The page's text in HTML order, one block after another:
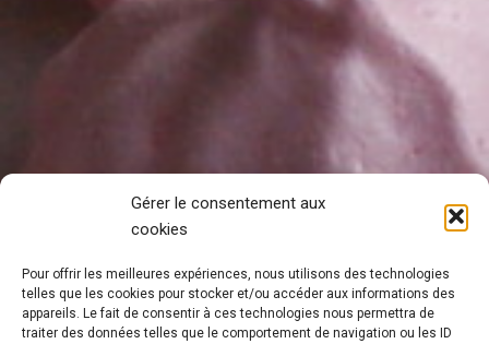
Gérer le consentement aux
cookies
Pour offrir les meilleures expériences, nous utilisons des technologies
telles que les cookies pour stocker et/ou accéder aux informations des
appareils. Le fait de consentir à ces technologies nous permettra de
traiter des données telles que le comportement de navigation ou les ID